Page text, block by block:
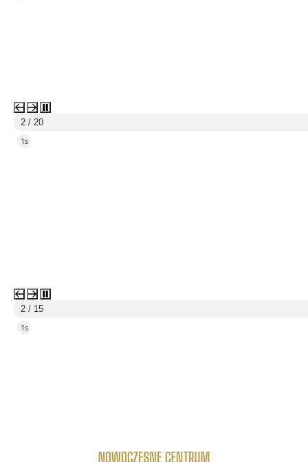
3 / 20
4s
3 / 15
4s
link do strony Centrum Edukacyjno Rekreacyjne